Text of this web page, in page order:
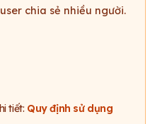
chia sẻ nhiều người.
tiết: Quy định sử dụng